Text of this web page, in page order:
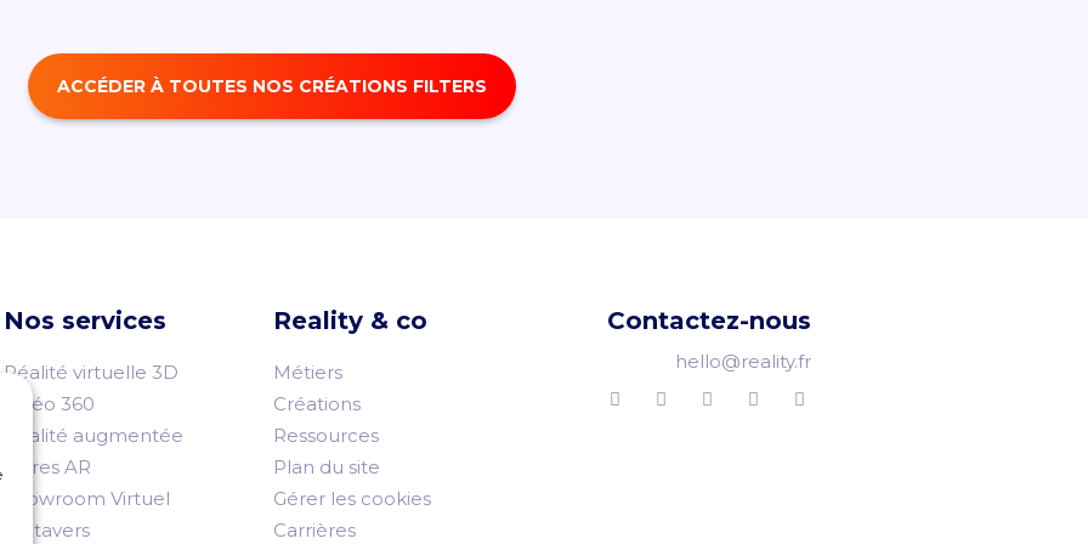
ACCÉDER À TOUTES NOS CRÉATIONS FILTERS
Nos services
Réalité virtuelle 3D
Vidéo 360
Réalité augmentée
Filtres AR
Showroom Virtuel
Métavers
Reality & co
Métiers
Créations
Ressources
Plan du site
Gérer les cookies
Carrières
Contactez-nous
hello@reality.fr